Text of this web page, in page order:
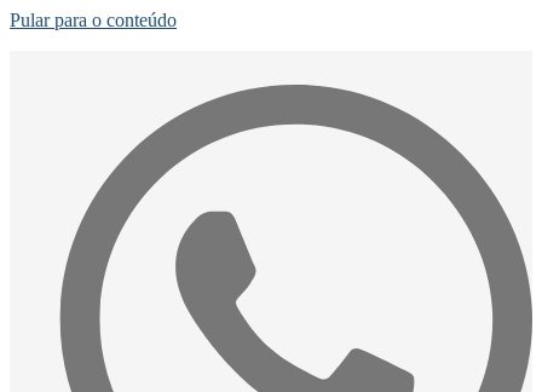
Pular para o conteúdo